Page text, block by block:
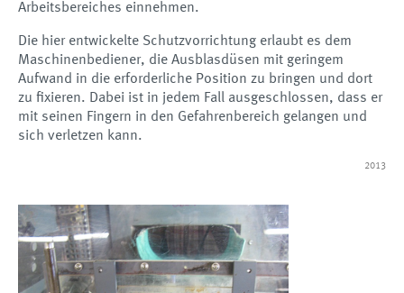
Arbeitsbereiches einnehmen.
Die hier entwickelte Schutzvorrichtung erlaubt es dem
Maschinenbediener, die Ausblasdüsen mit geringem
Aufwand in die erforderliche Position zu bringen und dort
zu fixieren. Dabei ist in jedem Fall ausgeschlossen, dass er
mit seinen Fingern in den Gefahrenbereich gelangen und
sich verletzen kann.
2013